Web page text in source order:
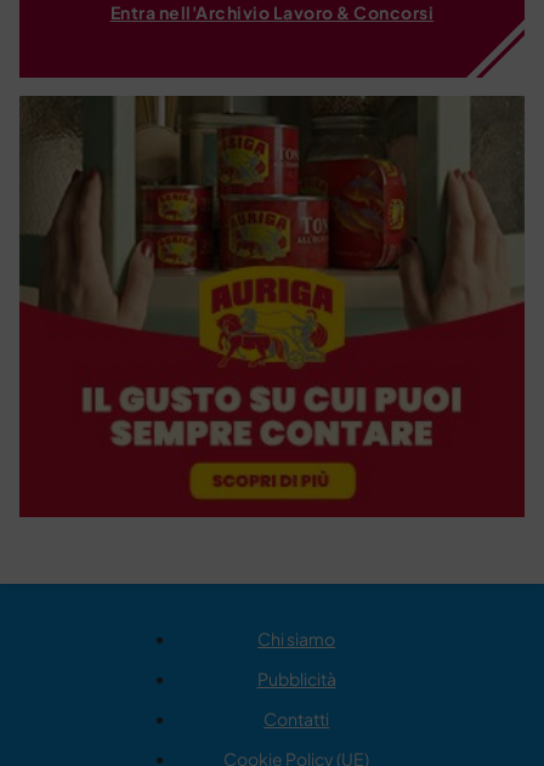
Entra nell'Archivio Lavoro & Concorsi
Chi siamo
Pubblicità
Contatti
Cookie Policy (UE)